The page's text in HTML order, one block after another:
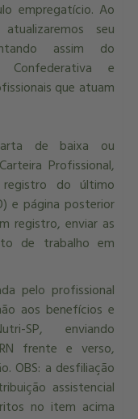
empregatício. Ao
seu
assim do
Confederativa e
que atuam
de baixa ou
Profissional,
do último
e página posterior
registro, enviar as
de trabalho em
pelo profissional
aos benefícios e
SP, enviando
frente e verso,
OBS: a desfiliação
assistencial
no item acima